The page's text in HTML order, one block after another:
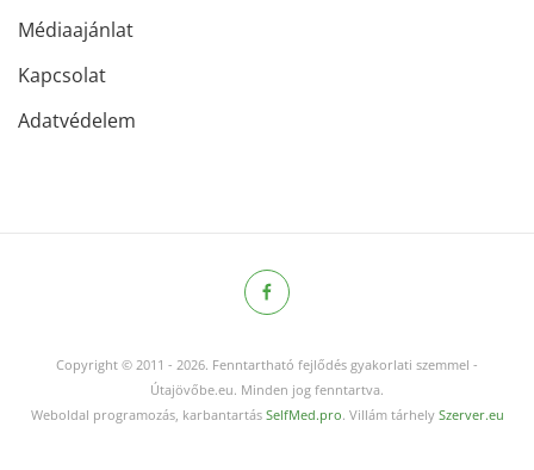
Médiaajánlat
Kapcsolat
Adatvédelem
Copyright © 2011 - 2026. Fenntartható fejlődés gyakorlati szemmel -
Útajövőbe.eu. Minden jog fenntartva.
Weboldal programozás, karbantartás SelfMed.pro. Villám tárhely Szerver.eu